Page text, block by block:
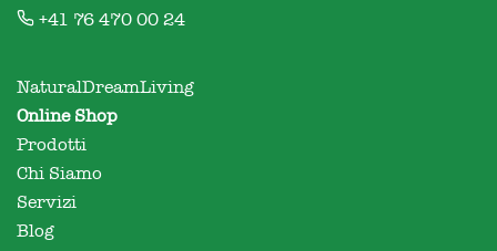
+41 76 470 00 24
NaturalDreamLiving
Online Shop
Prodotti
Chi Siamo
Servizi
Blog